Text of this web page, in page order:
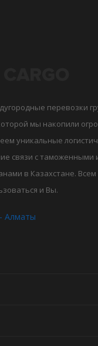
перевозки
мы накопили
уникальные
связи с таможенными
в Казахстане. Всем
и Вы.
Алматы